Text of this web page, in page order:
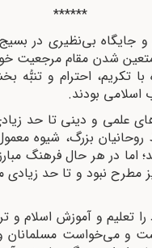
******
و جایگاه بی‌نظیری در
شدن مقام مرجعیت
با تکریم، احترام و
اسلامی بودند.
علمی و دینی تا حد
بزرگ، شیوه
اما در هر حال فرهنگ
نبود و تا حد زیادی
و آموزش اسلام و
و می‌خواست مسلمانان